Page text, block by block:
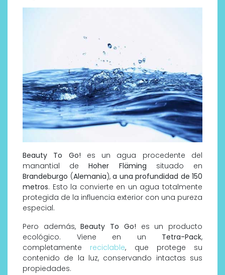
Beauty To Go! es un agua procedente del
manantial deHoher Fläming situado en
Brandeburgo (Alemania), a una profundidad de 150
metros. Esto la convierte en un agua totalmente
protegida de la influencia exterior con una pureza
especial.
Pero además,Beauty To Go! es un producto
ecológico. Viene en un Tetra-Pack,
completamente reciclable, que protege su
contenido de la luz, conservando intactas sus
propiedades.